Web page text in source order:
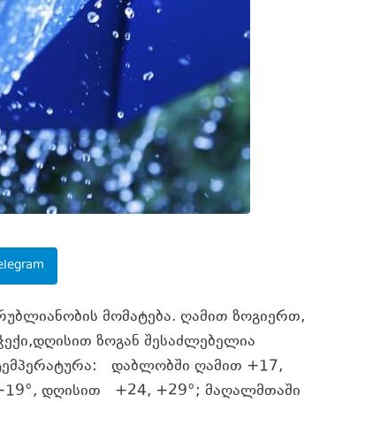
მომატება. ღამით ზოგიერთ,
ზოგან შესაძლებელია
დაბლობში ღამით +17,
დღისით +24, +29°; მაღალმთაში